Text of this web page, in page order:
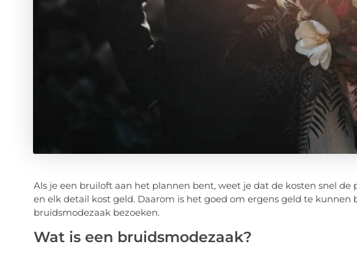
Als je een bruiloft aan het plannen bent, weet je dat de kosten snel de
en elk detail kost geld. Daarom is het goed om ergens geld te kunnen
bruidsmodezaak bezoeken.
Wat is een bruidsmodezaak?